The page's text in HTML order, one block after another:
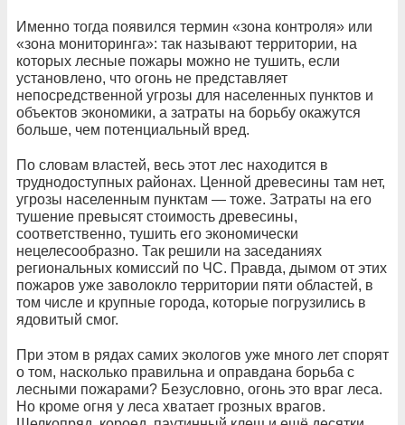
Именно тогда появился термин «зона контроля» или
«зона мониторинга»: так называют территории, на
которых лесные пожары можно не тушить, если
установлено, что огонь не представляет
непосредственной угрозы для населенных пунктов и
объектов экономики, а затраты на борьбу окажутся
больше, чем потенциальный вред.
По словам властей, весь этот лес находится в
труднодоступных районах. Ценной древесины там нет,
угрозы населенным пунктам — тоже. Затраты на его
тушение превысят стоимость древесины,
соответственно, тушить его экономически
нецелесообразно. Так решили на заседаниях
региональных комиссий по ЧС. Правда, дымом от этих
пожаров уже заволокло территории пяти областей, в
том числе и крупные города, которые погрузились в
ядовитый смог.
При этом в рядах самих экологов уже много лет спорят
о том, насколько правильна и оправдана борьба с
лесными пожарами? Безусловно, огонь это враг леса.
Но кроме огня у леса хватает грозных врагов.